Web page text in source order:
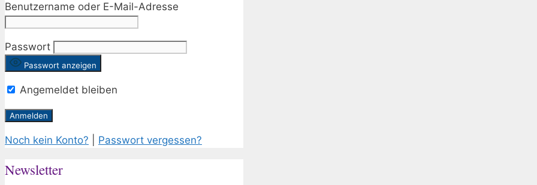
Benutzername oder E-Mail-Adresse
Passwort
Passwort anzeigen
Angemeldet bleiben
Noch kein Konto? Passwort vergessen?
Newsletter